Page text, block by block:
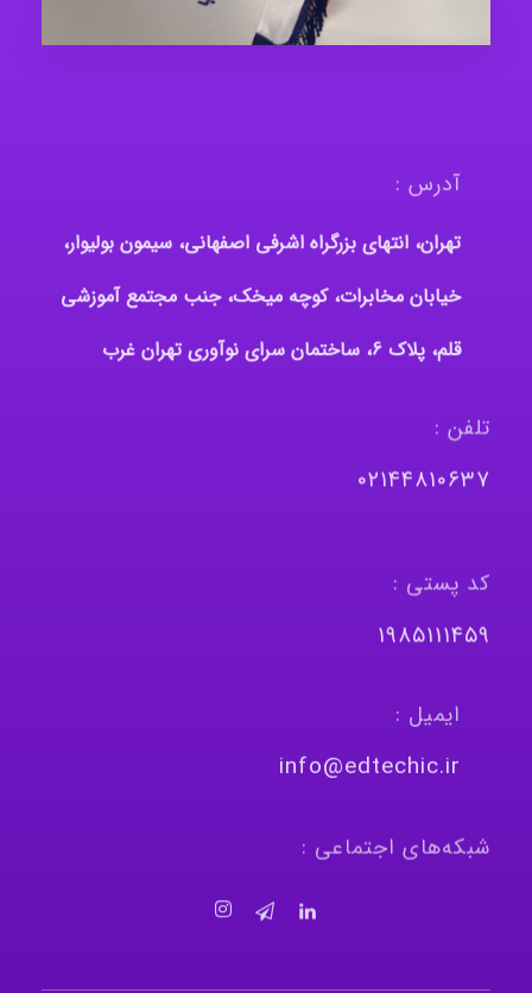
آدرس :
تهران، انتهای بزرگراه اشرفی اصفهانی، سیمون بولیوار،
خیابان مخابرات، کوچه میخک، جنب مجتمع آموزشی
قلم، پلاک 6، ساختمان سرای نوآوری تهران غرب
تلفن :
٠٢١٤٤٨١٠٦٣٧
کد پستی :
١٩٨٥١١١٤٥٩
ایمیل :
info@edtechic.ir
شبکه‌های اجتماعی :